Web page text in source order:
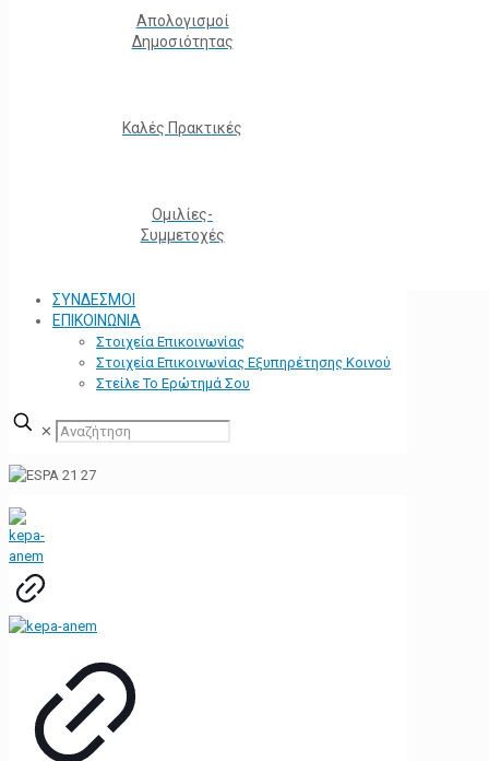
Απολογισμοί
Δημοσιότητας
Καλές Πρακτικές
Ομιλίες-
Συμμετοχές
ΣΥΝΔΕΣΜΟΙ
ΕΠΙΚΟΙΝΩΝΙΑ
Στοιχεία Επικοινωνίας
Στοιχεία Επικοινωνίας Εξυπηρέτησης Κοινού
Στείλε Το Ερώτημά Σου
✕